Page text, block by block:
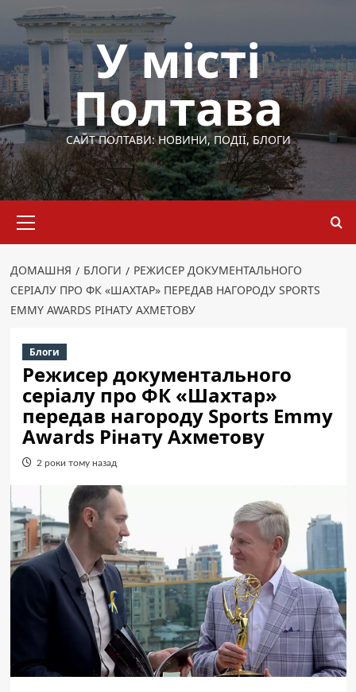
Перейти
вмісту
У місті
Полтава
САЙТ ПОЛТАВИ: НОВИНИ, ПОДІЇ, БЛОГИ
меню
ДОМАШНЯ БЛОГИ
РЕЖИСЕР ДОКУМЕНТАЛЬНОГО
СЕРІАЛУ ПРО ФК «ШАХТАР» ПЕРЕДАВ НАГОРОДУ SPORTS
EMMY AWARDS РІНАТУ АХМЕТОВУ
Блоги
Режисер документального
серіалу про ФК «Шахтар»
передав нагороду Sports Emmy
Awards Рінату Ахметову
2 роки тому назад